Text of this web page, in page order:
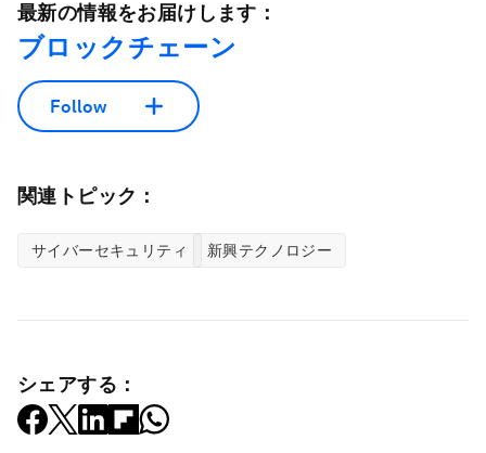
最新の情報をお届けします：
ブロックチェーン
Follow
関連トピック：
サイバーセキュリティ 新興テクノロジー
シェアする：